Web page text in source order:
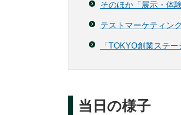
そのほか「展示・体
テストマーケティン
「TOKYO創業ステ
当日の様子